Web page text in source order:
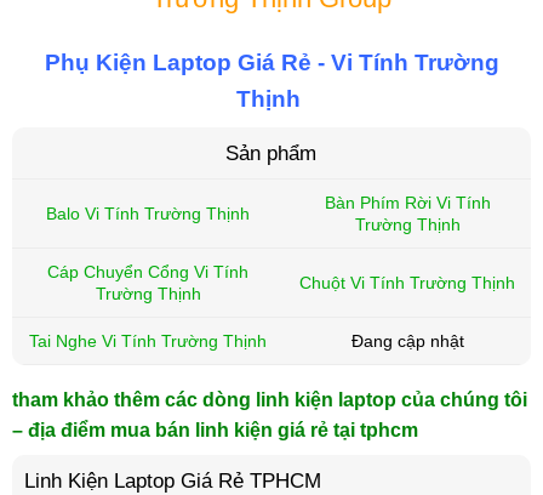
Phụ Kiện Laptop Giá Rẻ - Vi Tính Trường
Thịnh
Sản phẩm
Balo Vi Tính Trường Thịnh
Bàn Phím Rời Vi Tính
Trường Thịnh
Cáp Chuyển Cổng Vi Tính
Trường Thịnh
Chuột Vi Tính Trường Thịnh
Tai Nghe Vi Tính Trường Thịnh Đang cập nhật
tham khảo thêm các dòng linh kiện laptop của chúng tôi
– địa điểm mua bán linh kiện giá rẻ tại tphcm
Linh Kiện Laptop Giá Rẻ TPHCM